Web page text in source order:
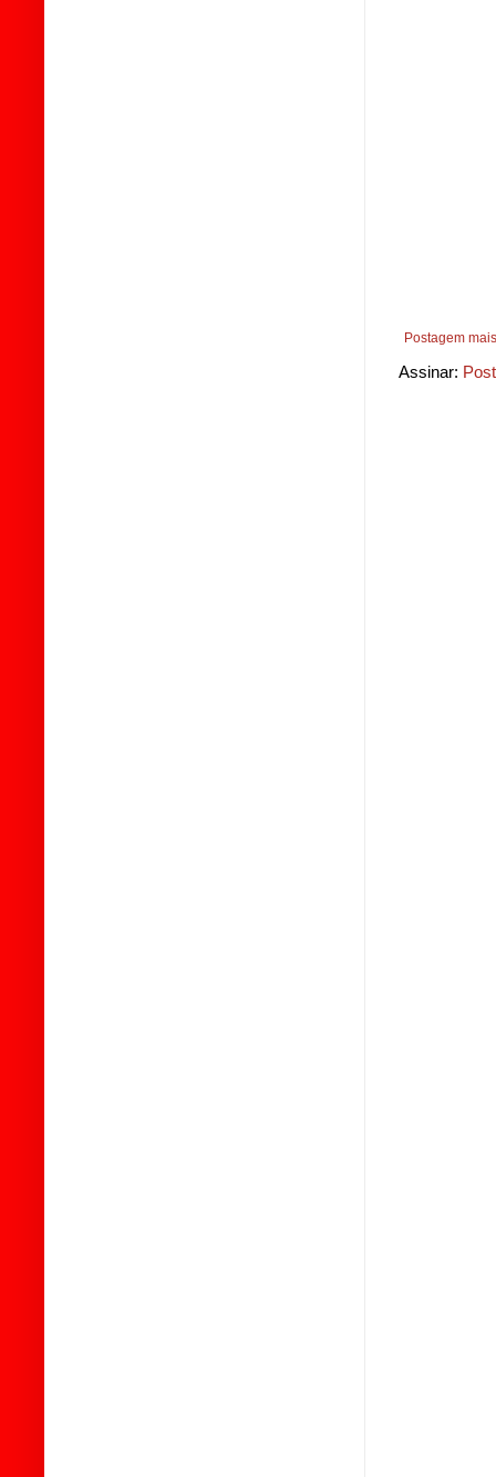
Postagem
Assinar: